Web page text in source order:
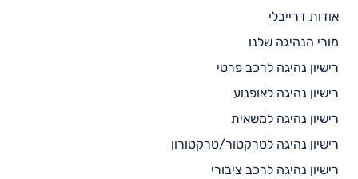
אודות דרייבלי
מורי הנהיגה שלנו
רישיון נהיגה לרכב פרטי
רישיון נהיגה לאופנוע
רישיון נהיגה למשאית
רישיון נהיגה לטרקטור/טרקטורון
רישיון נהיגה לרכב ציבורי